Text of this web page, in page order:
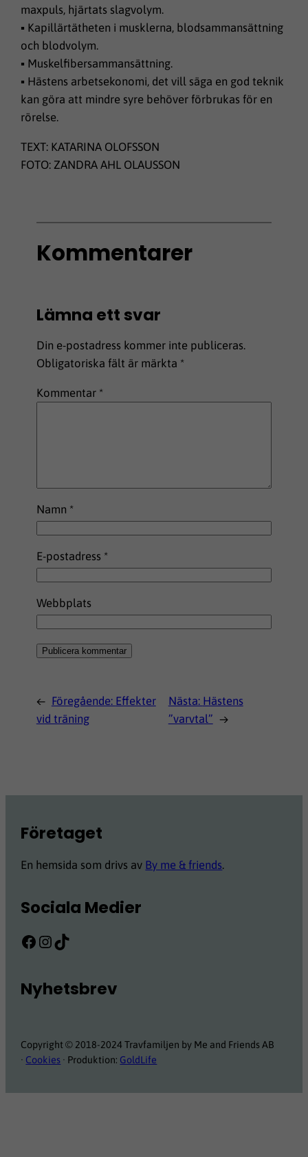
maxpuls, hjärtats slagvolym.
▪ Kapillärtätheten i musklerna, blodsammansättning
och blodvolym.
▪ Muskelfibersammansättning.
▪ Hästens arbetsekonomi, det vill säga en god teknik
kan göra att mindre syre behöver förbrukas för en
rörelse.
TEXT: KATARINA OLOFSSON
FOTO: ZANDRA AHL OLAUSSON
Kommentarer
Lämna ett svar
Din e-postadress kommer inte publiceras.
Obligatoriska fält är märkta *
Kommentar *
Namn *
E-postadress *
Webbplats
← Föregående: Effekter
vid träning
Nästa: Hästens
”varvtal” →
Företaget
En hemsida som drivs av By me & friends.
Sociala Medier
Facebook Instagram TikTok
Nyhetsbrev
Copyright © 2018-2024 Travfamiljen by Me and Friends AB
· Cookies · Produktion: GoldLife